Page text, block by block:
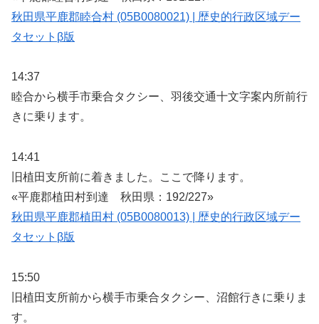
秋田県平鹿郡睦合村 (05B0080021) | 歴史的行政区域デー
タセットβ版
14:37
睦合から横手市乗合タクシー、羽後交通十文字案内所前行
きに乗ります。
14:41
旧植田支所前に着きました。ここで降ります。
«平鹿郡植田村到達 秋田県：192/227»
秋田県平鹿郡植田村 (05B0080013) | 歴史的行政区域デー
タセットβ版
15:50
旧植田支所前から横手市乗合タクシー、沼館行きに乗りま
す。